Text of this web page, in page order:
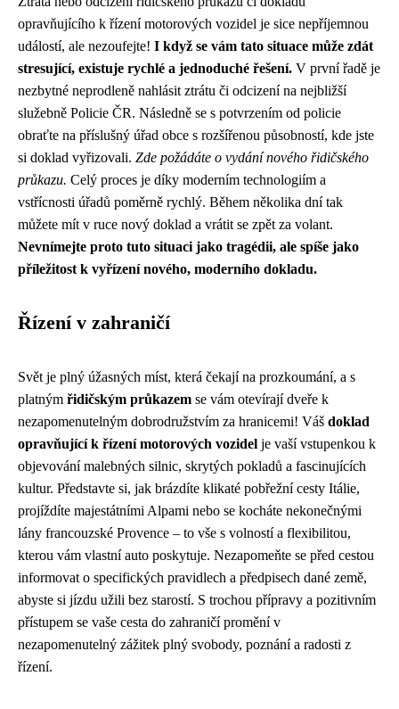
opravňujícího k řízení motorových vozidel je sice nepříjemnou
událostí, ale nezoufejte! I když se vám tato situace může zdát
stresující, existuje rychlé a jednoduché řešení. V první řadě je
nezbytné neprodleně nahlásit ztrátu či odcizení na nejbližší
služebně Policie ČR. Následně se s potvrzením od policie
obraťte na příslušný úřad obce s rozšířenou působností, kde jste
si doklad vyřizovali. Zde požádáte o vydání nového řidičského
průkazu. Celý proces je díky moderním technologiím a
vstřícnosti úřadů poměrně rychlý. Během několika dní tak
můžete mít v ruce nový doklad a vrátit se zpět za volant.
Nevnímejte proto tuto situaci jako tragédii, ale spíše jako
příležitost k vyřízení nového, moderního dokladu.
Řízení v zahraničí
Svět je plný úžasných míst, která čekají na prozkoumání, a s
platným řidičským průkazem se vám otevírají dveře k
nezapomenutelným dobrodružstvím za hranicemi! Váš doklad
opravňující k řízení motorových vozidel je vaší vstupenkou k
objevování malebných silnic, skrytých pokladů a fascinujících
kultur. Představte si, jak brázdíte klikaté pobřežní cesty Itálie,
projíždíte majestátními Alpami nebo se kocháte nekonečnými
lány francouzské Provence – to vše s volností a flexibilitou,
kterou vám vlastní auto poskytuje. Nezapomeňte se před cestou
informovat o specifických pravidlech a předpisech dané země,
abyste si jízdu užili bez starostí. S trochou přípravy a pozitivním
přístupem se vaše cesta do zahraničí promění v
nezapomenutelný zážitek plný svobody, poznání a radosti z
řízení.